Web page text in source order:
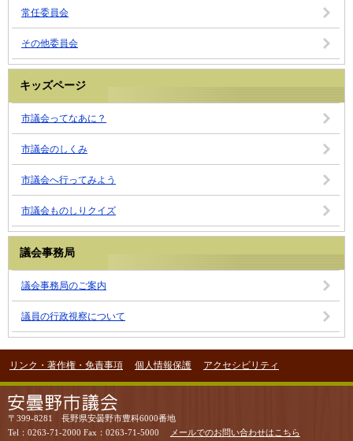
常任委員会
その他委員会
キッズページ
市議会ってなあに？
市議会のしくみ
市議会へ行ってみよう
市議会ものしりクイズ
議会事務局
議会事務局のご案内
議員の行政視察について
リンク・著作権・免責事項 個人情報保護 アクセシビリティ
〒399-8281 長野県安曇野市豊科6000番地
Tel：0263-71-2000 Fax：0263-71-5000
メールでのお問い合わせはこちら